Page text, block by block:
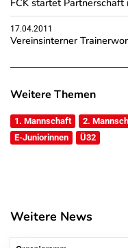
17.04.2011
Vereinsinterner
Weitere Themen
1. Mannschaft 2.
E-Juniorinnen
Ü32
Weitere News